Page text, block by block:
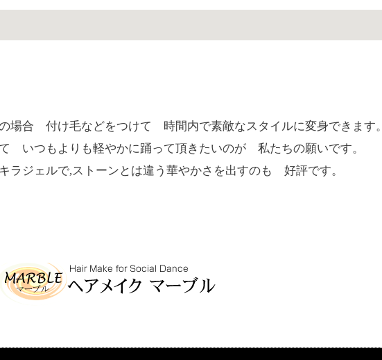
場合 付け毛などをつけて 時間内で素敵なスタイルに変身できます。
いつもよりも軽やかに踊って頂きたいのが 私たちの願いです。
ジェルで,ストーンとは違う華やかさを出すのも 好評です。